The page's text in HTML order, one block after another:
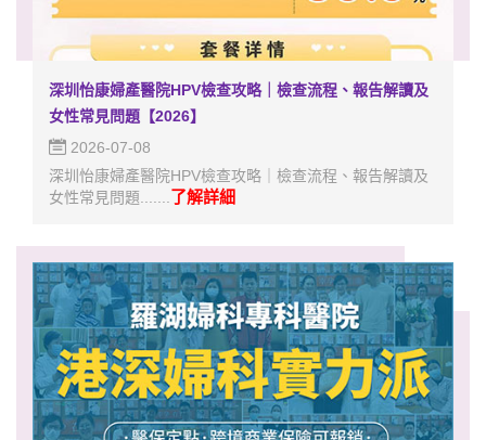
深圳怡康婦產醫院HPV檢查攻略｜檢查流程、報告解讀及
女性常見問題【2026】
2026-07-08
深圳怡康婦產醫院HPV檢查攻略｜檢查流程、報告解讀及
女性常見問題....... 了解詳細